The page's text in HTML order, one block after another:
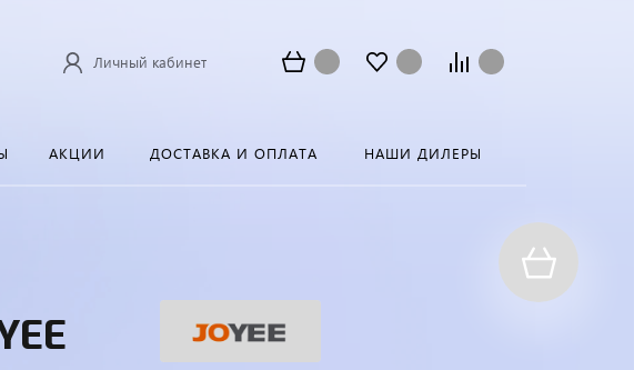
Личный кабинет
АКЦИИ ДОСТАВКА И ОПЛАТА НАШИ ДИЛЕРЫ